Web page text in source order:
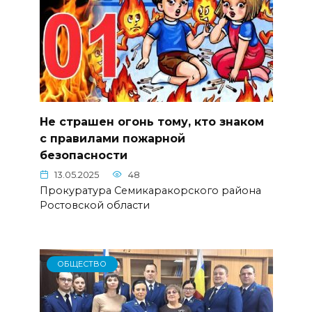
Не страшен огонь тому, кто знаком
с правилами пожарной
безопасности
13.05.2025 48
Прокуратура Семикаракорского района
Ростовской области
ОБЩЕСТВО